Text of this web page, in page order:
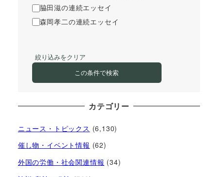
脇田滋の連続エッセイ
森岡孝二の連続エッセイ
絞り込みをクリア
この条件で検索
カテゴリー
ニュース・トピックス (6,130)
催し物・イベント情報 (62)
外国の労働・社会関連情報 (34)